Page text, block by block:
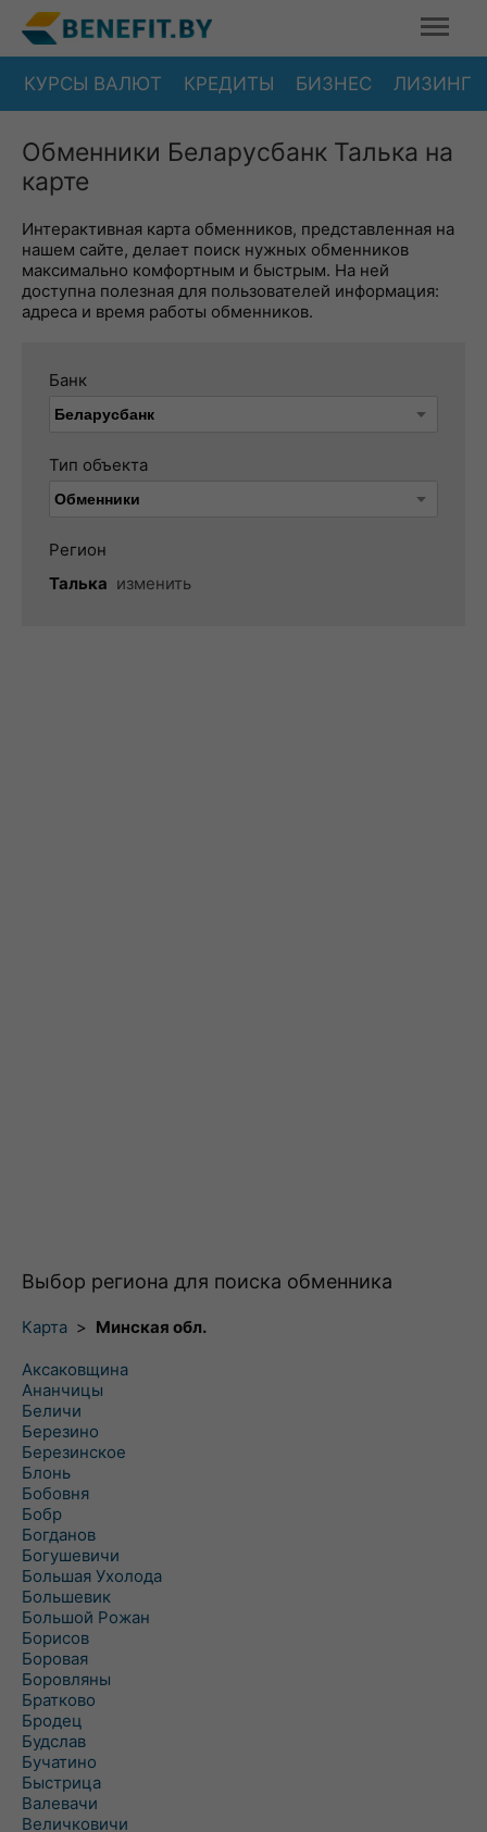
КУРСЫ ВАЛЮТ КРЕДИТЫ БИЗНЕС ЛИЗИНГ
Обменники Беларусбанк Талька на
карте
Интерактивная карта обменников, представленная на
нашем сайте, делает поиск нужных обменников
максимально комфортным и быстрым. На ней
доступна полезная для пользователей информация:
адреса и время работы обменников.
Банк
Тип объекта
Регион
Талька изменить
Выбор региона для поиска обменника
Карта > Минская обл.
Аксаковщина
Ананчицы
Беличи
Березино
Березинское
Блонь
Бобовня
Бобр
Богданов
Богушевичи
Большая Ухолода
Большевик
Большой Рожан
Борисов
Боровая
Боровляны
Братково
Бродец
Будслав
Бучатино
Быстрица
Валевачи
Величковичи